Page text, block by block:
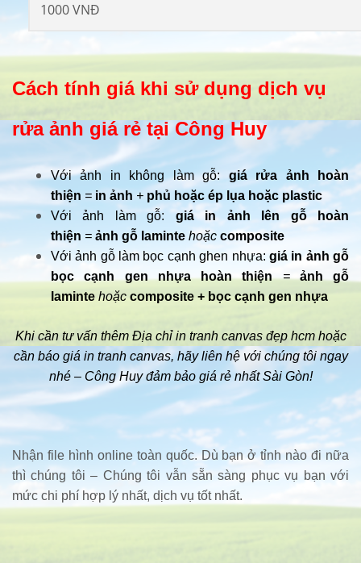
1000 VNĐ
Cách tính giá khi sử dụng dịch vụ
rửa ảnh giá rẻ tại Công Huy
Với ảnh in không làm gỗ: giá rửa ảnh hoàn
thiện = in ảnh + phủ hoặc ép lụa hoặc plastic
Với ảnh làm gỗ: giá in ảnh lên gỗ hoàn
thiện = ảnh gỗ laminte hoặc composite
Với ảnh gỗ làm bọc cạnh ghen nhựa: giá in ảnh gỗ
bọc cạnh gen nhựa hoàn thiện=ảnh gỗ
laminte hoặc composite + bọc cạnh gen nhựa
Khi cần tư vấn thêm Địa chỉ in tranh canvas đẹp hcm hoặc
cần báo giá in tranh canvas, hãy liên hệ với chúng tôi ngay
nhé – Công Huy đảm bảo giá rẻ nhất Sài Gòn!
Nhận file hình online toàn quốc. Dù bạn ở tỉnh nào đi nữa
thì chúng tôi – Chúng tôi vẫn sẵn sàng phục vụ bạn với
mức chi phí hợp lý nhất, dịch vụ tốt nhất.